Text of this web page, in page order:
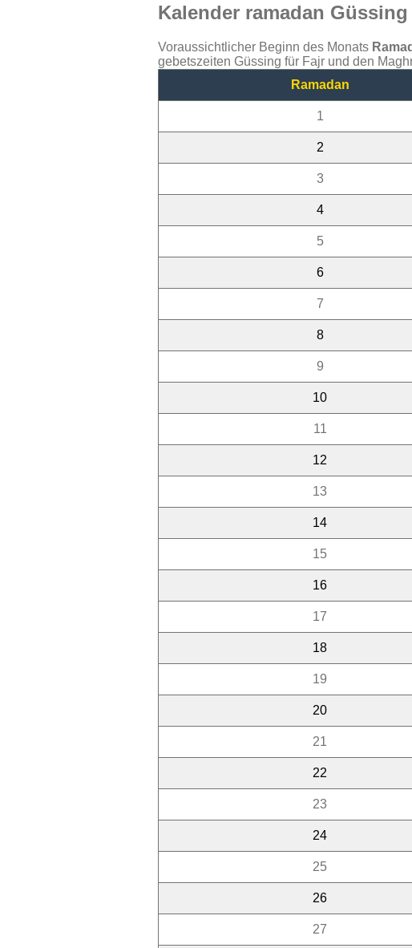
Kalender ramadan
Voraussichtlicher Beginn des Monats
gebetszeiten Güssing für Fajr und den
Ramadan
1
2
3
4
5
6
7
8
9
10
11
12
13
14
15
16
17
18
19
20
21
22
23
24
25
26
27